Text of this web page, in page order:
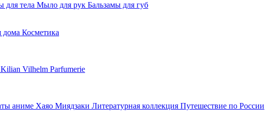
для тела Мыло для рук Бальзамы для губ
дома Косметика
Kilian Vilhelm Parfumerie
аниме Хаяо Миядзаки Литературная коллекция Путешествие по России